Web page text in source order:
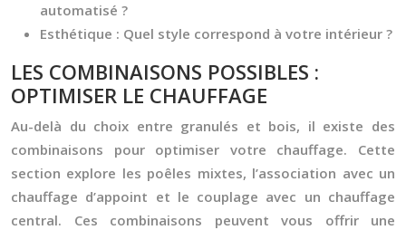
automatisé ?
Esthétique : Quel style correspond à votre intérieur ?
LES COMBINAISONS POSSIBLES :
OPTIMISER LE CHAUFFAGE
Au-delà du choix entre granulés et bois, il existe des
combinaisons pour optimiser votre chauffage. Cette
section explore les poêles mixtes, l’association avec un
chauffage d’appoint et le couplage avec un chauffage
central. Ces combinaisons peuvent vous offrir une